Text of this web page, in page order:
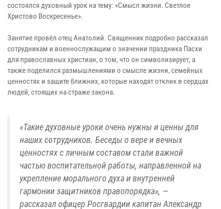
состоялся духовный урок на тему: «Смысл жизни. Светлое
Христово Воскресенье».
Занятие провёл отец Анатолий. Священник подробно рассказал
сотрудникам и военнослужащим о значении праздника Пасхи
для православных христиан, о том, что он символизирует, а
также поделился размышлениями о смысле жизни, семейных
ценностях и защите ближних, которые находят отклик в сердцах
людей, стоящих на страже закона.
«Такие духовные уроки очень нужны и ценны для
наших сотрудников. Беседы о вере и вечных
ценностях с личным составом стали важной
частью воспитательной работы, направленной на
укрепление морального духа и внутренней
гармонии защитников правопорядка», —
рассказал офицер Росгвардии капитан Александр